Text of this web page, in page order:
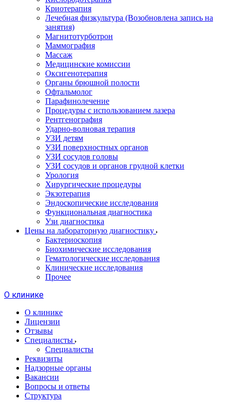
Криотерапия
Лечебная физкультура (Возобновлена запись на
занятия)
Магнитотурботрон
Маммография
Массаж
Медицинские комиссии
Оксигенотерапия
Органы брюшной полости
Офтальмолог
Парафинолечение
Процедуры с использованием лазера
Рентгенография
Ударно-волновая терапия
УЗИ детям
УЗИ поверхностных органов
УЗИ сосудов головы
УЗИ сосудов и органов грудной клетки
Урология
Хирургические процедуры
Экзотерапия
Эндоскопические исследования
Функциональная диагностика
Узи диагностика
Цены на лабораторную диагностику
Бактериоскопия
Биохимические исследования
Гематологические исследования
Клинические исследования
Прочее
О клинике
О клинике
Лицензии
Отзывы
Специалисты
Специалисты
Реквизиты
Надзорные органы
Вакансии
Вопросы и ответы
Структура